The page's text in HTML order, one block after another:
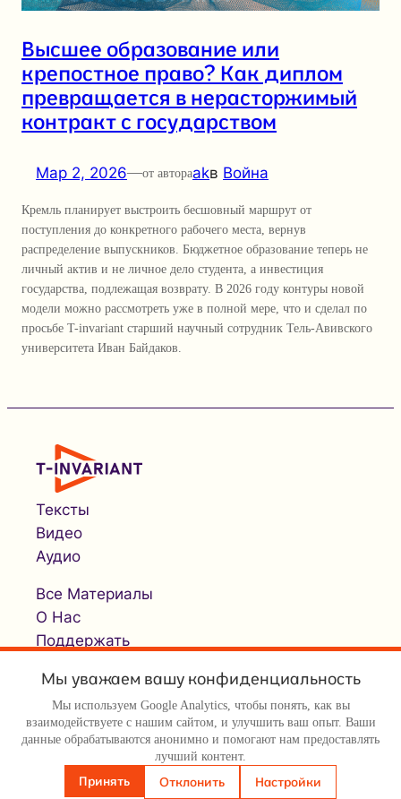
Высшее образование или
крепостное право? Как диплом
превращается в нерасторжимый
контракт с государством
Мар 2, 2026—от автораakв Война
Кремль планирует выстроить бесшовный маршрут от
поступления до конкретного рабочего места, вернув
распределение выпускников. Бюджетное образование теперь не
личный актив и не личное дело студента, а инвестиция
государства, подлежащая возврату. В 2026 году контуры новой
модели можно рассмотреть уже в полной мере, что и сделал по
просьбе T-invariant старший научный сотрудник Тель-Авивского
университета Иван Байдаков.
Тексты
Видео
Аудио
Все Материалы
О Нас
Поддержать
© Т-инвариант / T-invariant, 2026
Мы уважаем вашу конфиденциальность
Мы используем Google Analytics, чтобы понять, как вы
взаимодействуете с нашим сайтом, и улучшить ваш опыт. Ваши
данные обрабатываются анонимно и помогают нам предоставлять
лучший контент.
Принять Отклонить Настройки